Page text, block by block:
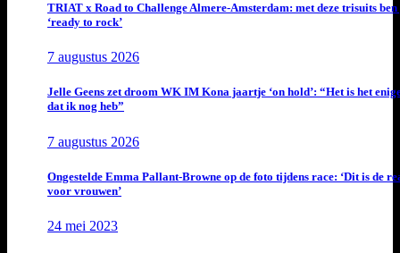
TRIAT x Road to Challenge Almere-Amsterdam: met deze trisuits ben
‘ready to rock’
7 augustus 2026
Jelle Geens zet droom WK IM Kona jaartje ‘on hold’: “Het is het
dat ik nog heb”
7 augustus 2026
Ongestelde Emma Pallant-Browne op de foto tijdens race: ‘Dit is de
voor vrouwen’
24 mei 2023